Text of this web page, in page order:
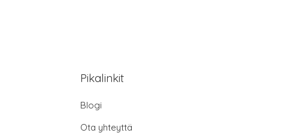
Pikalinkit
Blogi
Ota yhteyttä